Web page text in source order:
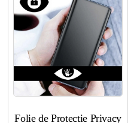
Folie de Protectie Privacy